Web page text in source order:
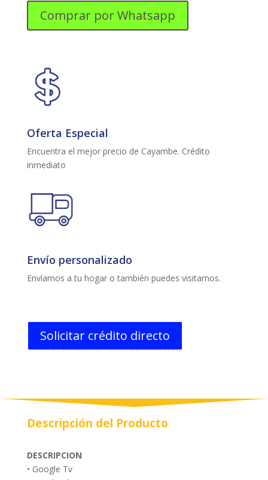
Comprar por Whatsapp
Oferta Especial
Encuentra el mejor precio de Cayambe. Crédito
inmediato
Envío personalizado
Envíamos a tu hogar o también puedes visitarnos.
Solicitar crédito directo
Descripción del Producto
DESCRIPCION
• Google Tv